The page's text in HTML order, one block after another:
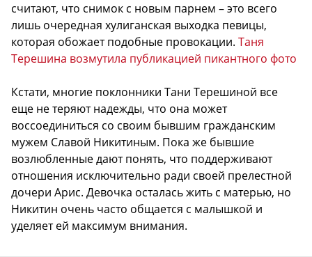
считают, что снимок с новым парнем – это всего
лишь очередная хулиганская выходка певицы,
которая обожает подобные провокации. Таня
Терешина возмутила публикацией пикантного фото
Кстати, многие поклонники Тани Терешиной все
еще не теряют надежды, что она может
воссоединиться со своим бывшим гражданским
мужем Славой Никитиным. Пока же бывшие
возлюбленные дают понять, что поддерживают
отношения исключительно ради своей прелестной
дочери Арис. Девочка осталась жить с матерью, но
Никитин очень часто общается с малышкой и
уделяет ей максимум внимания.